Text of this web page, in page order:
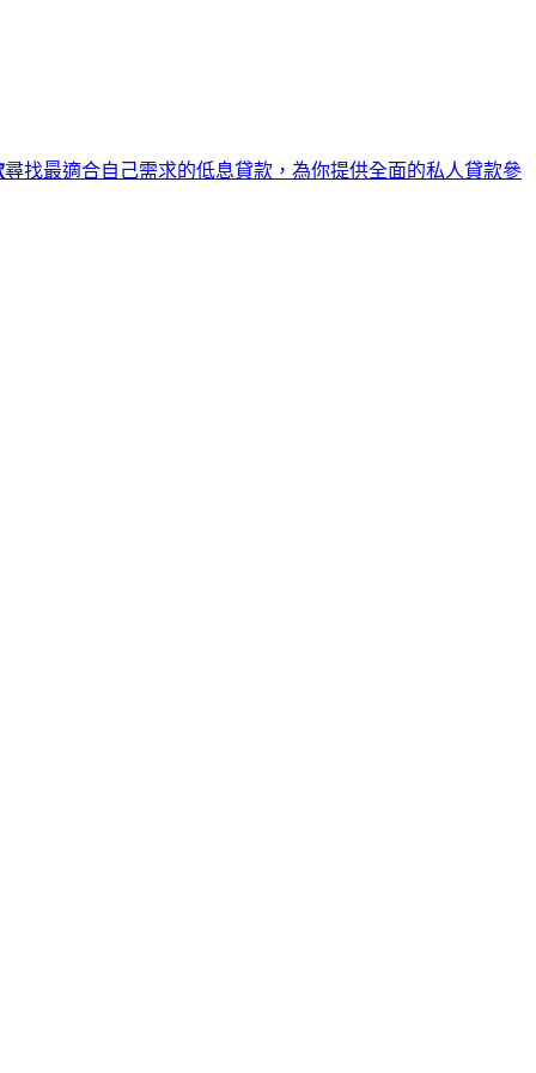
尋找最適合自己需求的低息貸款，為你提供全面的私人貸款參